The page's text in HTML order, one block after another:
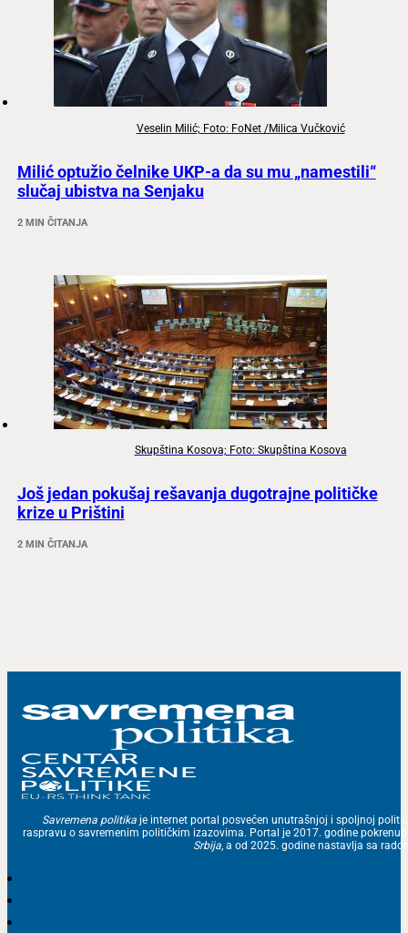
Veselin Milić; Foto: FoNet /Milica Vučković
Milić optužio čelnike UKP-a da su mu „namestili“
slučaj ubistva na Senjaku
2 MIN ČITANJA
Skupština Kosova; Foto: Skupština Kosova
Još jedan pokušaj rešavanja dugotrajne političke
krize u Prištini
2 MIN ČITANJA
Savremena politika je internet portal posvećen unutrašnjoj i spoljnoj
raspravu o savremenim političkim izazovima. Portal je 2017. godine
Srbija, a od 2025. godine nastavlja sa